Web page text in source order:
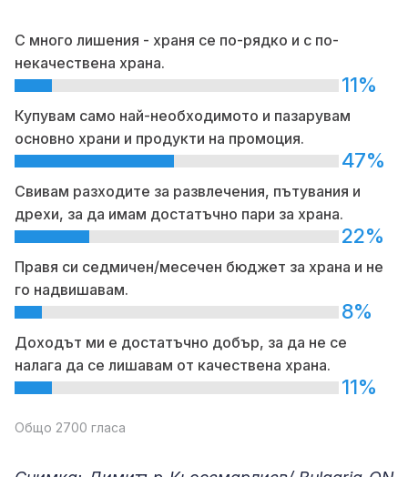
С много лишения - храня се по-рядко и с по-
некачествена храна.
11%
Купувам само най-необходимото и пазарувам
основно храни и продукти на промоция.
47%
Свивам разходите за развлечения, пътувания и
дрехи, за да имам достатъчно пари за храна.
22%
Правя си седмичен/месечен бюджет за храна и не
го надвишавам.
8%
Доходът ми е достатъчно добър, за да не се
налага да се лишавам от качествена храна.
11%
Общо 2700 гласа